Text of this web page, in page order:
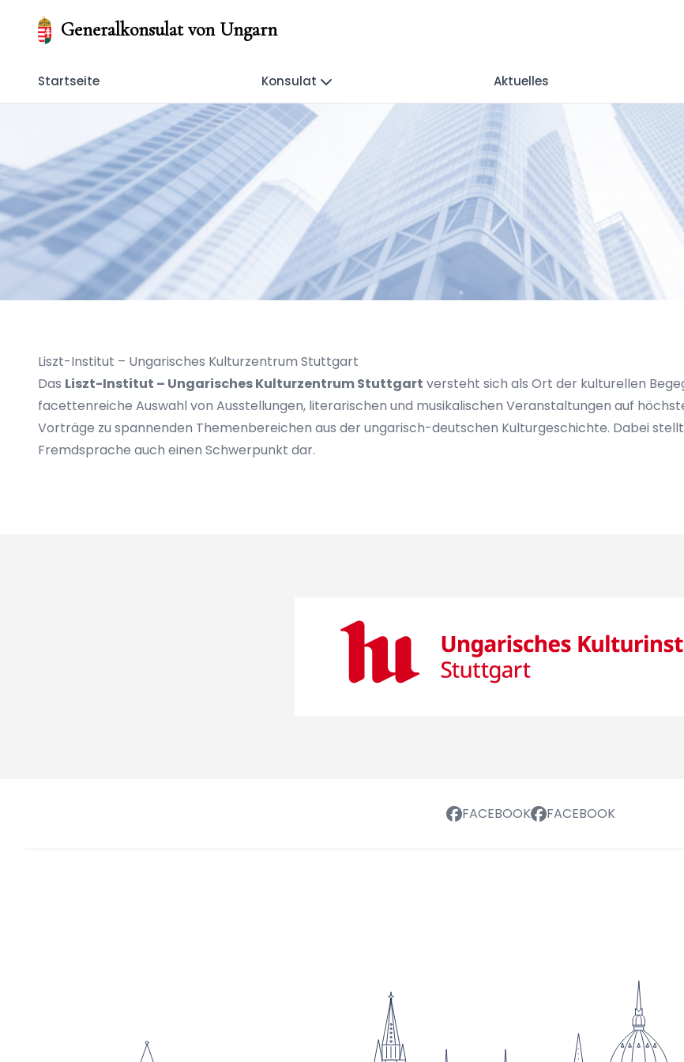
Generalkonsulat von Ungarn
Startseite Konsulat Aktuelles
Liszt-Institut – Ungarisches Kulturzentrum Stuttgart
Das Liszt-Institut – Ungarisches Kulturzentrum Stuttgart versteht sich als Ort der kulturellen
facettenreiche Auswahl von Ausstellungen, literarischen und musikalischen Veranstaltungen auf
Vorträge zu spannenden Themenbereichen aus der ungarisch-deutschen Kulturgeschichte. Dabei
Fremdsprache auch einen Schwerpunkt dar.
FACEBOOK FACEBOOK